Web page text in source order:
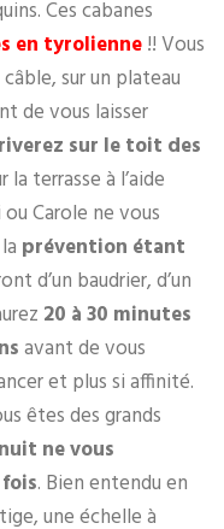
Ces cabanes
en tyrolienne!! Vous
sur un plateau
de vous laisser
sur le toit des
terrasse à l’aide
Carole ne vous
prévention étant
d’un baudrier, d’un
20 à 30 minutes
avant de vous
et plus si affinité.
êtes des grands
ne vous
. Bien entendu en
une échelle à